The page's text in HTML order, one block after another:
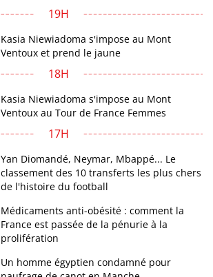
19H
Kasia Niewiadoma s'impose au Mont
Ventoux et prend le jaune
18H
Kasia Niewiadoma s'impose au Mont
Ventoux au Tour de France Femmes
17H
Yan Diomandé, Neymar, Mbappé... Le
classement des 10 transferts les plus chers
de l'histoire du football
Médicaments anti-obésité : comment la
France est passée de la pénurie à la
prolifération
Un homme égyptien condamné pour